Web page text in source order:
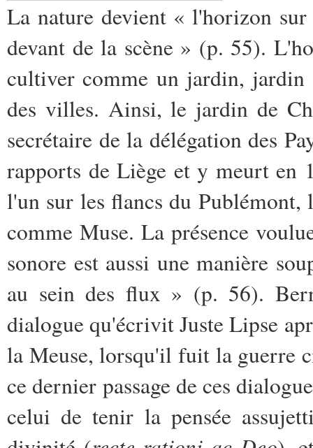
La nature devient « l'horizon
devant de la scène » (p. 55).
cultiver comme un jardin, jardin
des villes. Ainsi, le jardin de
secrétaire de la délégation des
rapports de Liège et y meurt
l'un sur les flancs du Publémont,
comme Muse. La présence
sonore est aussi une manière
au sein des flux » (p. 56).
dialogue qu'écrivit Juste Lipse
la Meuse, lorsqu'il fuit la guerre
ce dernier passage de ces
celui de tenir la pensée